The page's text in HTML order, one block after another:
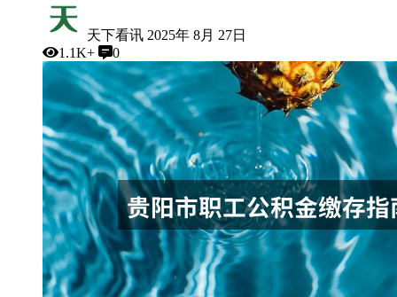
天下看讯 2025年 8月 27日
1.1K+
0